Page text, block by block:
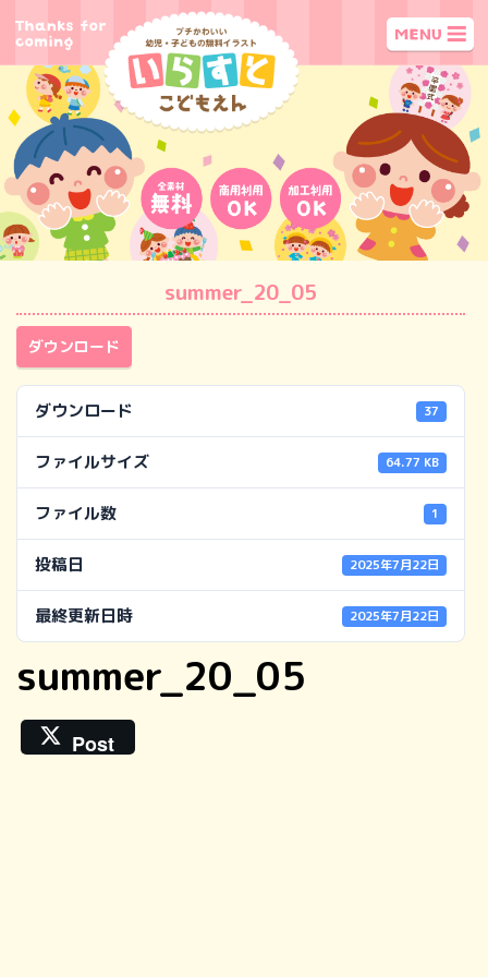
summer_20_05
ダウンロード
ダウンロード 37
ファイルサイズ 64.77 KB
ファイル数 1
投稿日 2025年7月22日
最終更新日時 2025年7月22日
summer_20_05
Post